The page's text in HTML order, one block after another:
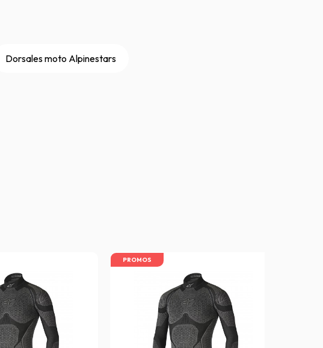
Dorsales moto Alpinestars
PROMOS